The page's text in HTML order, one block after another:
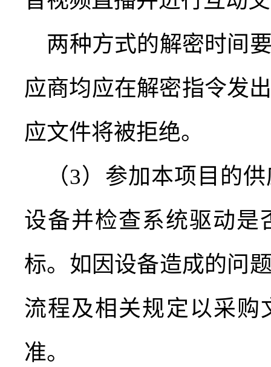
两种方式的解密时间
应商均应在解密指令发
应文件将被拒绝。
（3）参加本项目的
设备并检查系统驱动是
标。如因设备造成的问
流程及相关规定以采购
准。